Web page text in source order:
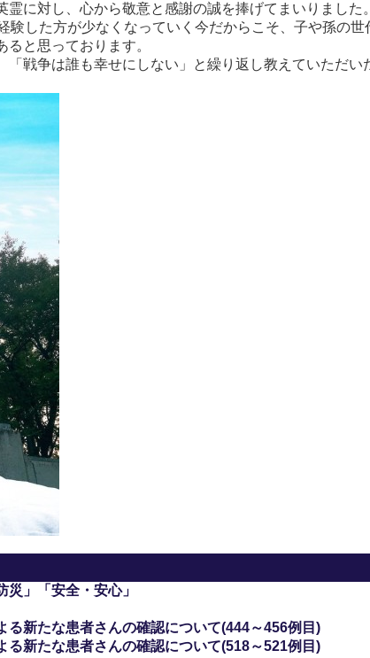
霊に対し、心から敬意と感謝の誠を捧げてまいりました。
験した方が少なくなっていく今だからこそ、子や孫の
と思っております。
「戦争は誰も幸せにしない」と繰り返し教えていただい
災」「安全・安心」
る新たな患者さんの確認について(444～456例目)
る新たな患者さんの確認について(518～521例目)